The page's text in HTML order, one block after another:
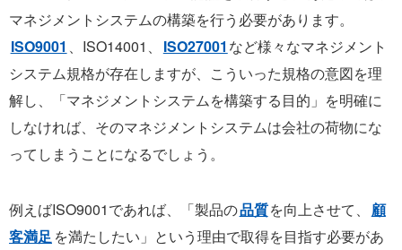
マネジメントシステムの構築を行う必要があります。
ISO9001 、ISO14001、 ISO27001 など様々なマネジメント
システム規格が存在しますが、こういった規格の意図を理
解し、「マネジメントシステムを構築する目的」を明確に
しなければ、そのマネジメントシステムは会社の荷物にな
ってしまうことになるでしょう。
例えばISO9001であれば、「製品の品質を向上させて、 顧
客満足を満たしたい」という理由で取得を目指す必要があ